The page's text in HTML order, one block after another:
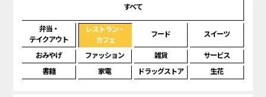
すべて
弁当・
テイクアウト
レストラン・
カフェ
フード スイーツ
おみやげ ファッション 雑貨
サービス
書籍
家電 ドラッグストア 生花